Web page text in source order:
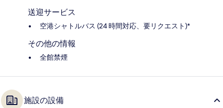
送迎サービス
空港シャトルバス (24 時間対応、要リクエスト)*
その他の情報
全館禁煙
施設の設備